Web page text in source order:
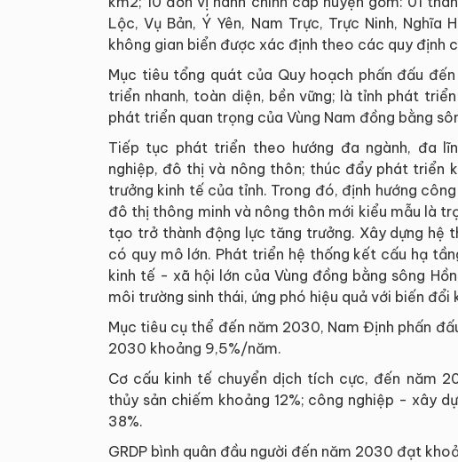
Lộc, Vụ Bản, Ý Yên, Nam Trực, Trực Ninh, Nghĩa
không gian biển được xác định theo các quy định
Mục tiêu tổng quát của Quy hoạch phấn đấu
triển nhanh, toàn diện, bền vững; là tỉnh phát
phát triển quan trọng của Vùng Nam đồng bằng
Tiếp tục phát triển theo hướng đa ngành, đa
nghiệp, đô thị và nông thôn; thúc đẩy phát triển
trưởng kinh tế của tỉnh. Trong đó, định hướng
đô thị thông minh và nông thôn mới kiểu mẫu là
tạo trở thành động lực tăng trưởng. Xây dựng hệ
có quy mô lớn. Phát triển hệ thống kết cấu hạ
kinh tế - xã hội lớn của Vùng đồng bằng sông
môi trường sinh thái, ứng phó hiệu quả với biến đổi
Mục tiêu cụ thể đến năm 2030, Nam Định phấn
2030 khoảng 9,5%/năm.
Cơ cấu kinh tế chuyển dịch tích cực, đến năm
thủy sản chiếm khoảng 12%; công nghiệp - xây
38%.
GRDP bình quân đầu người đến năm 2030 đạt